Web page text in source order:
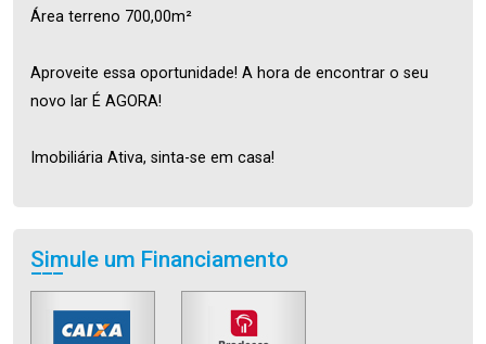
Área terreno 700,00m²
Aproveite essa oportunidade! A hora de encontrar o seu
novo lar É AGORA!
Imobiliária Ativa, sinta-se em casa!
Simule um Financiamento